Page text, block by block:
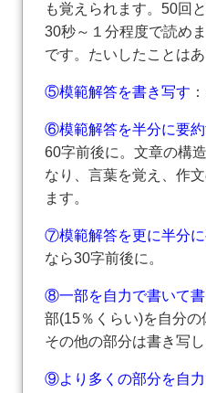
も覚えられます。50回
30秒～１分程度で読め
です。たいしたことはあ
⑤模範解答を書き写す
⑥模範解答を半分に要約
60字前後に。文章の構
なり、言葉を覚え、作
ます。
⑦模範解答を更に半分に
なら30字前後に。
⑧一部を自力で書いて
部(15％くらい)を自分の
その他の部分は書き写し
⑨より多くの部分を自